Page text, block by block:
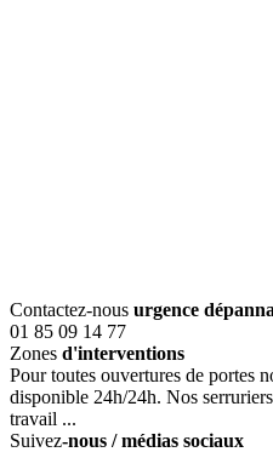
Contactez-nous urgence
01 85 09 14 77
Zones d'interventions
Pour toutes ouvertures de portes
disponible 24h/24h. Nos
travail ...
Suivez-nous / médias sociaux